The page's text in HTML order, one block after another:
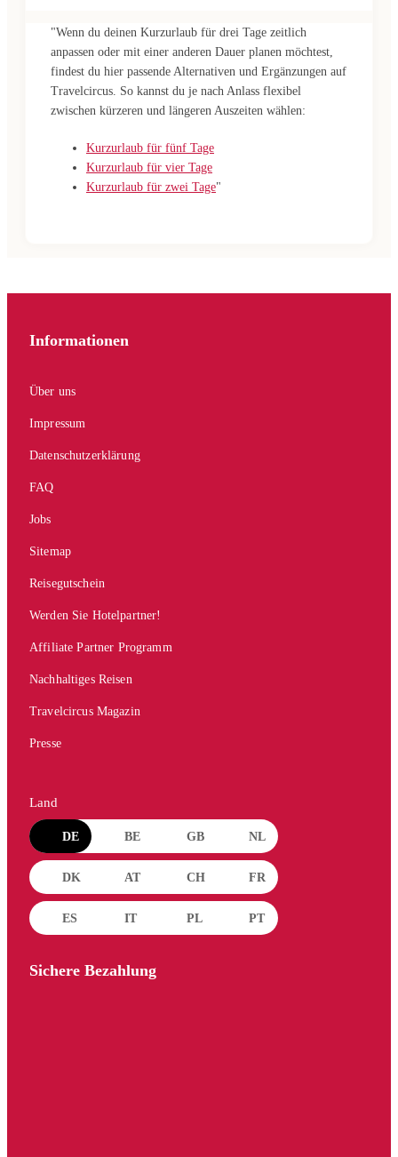
"Wenn du deinen Kurzurlaub für drei Tage zeitlich
anpassen oder mit einer anderen Dauer planen möchtest,
findest du hier passende Alternativen und Ergänzungen auf
Travelcircus. So kannst du je nach Anlass flexibel
zwischen kürzeren und längeren Auszeiten wählen:
Kurzurlaub für fünf Tage
Kurzurlaub für vier Tage
Kurzurlaub für zwei Tage"
Informationen
Über uns
Impressum
Datenschutzerklärung
FAQ
Jobs
Sitemap
Reisegutschein
Werden Sie Hotelpartner!
Affiliate Partner Programm
Nachhaltiges Reisen
Travelcircus Magazin
Presse
Land
DE BE GB NL
DK AT CH FR
ES IT PL PT
Sichere Bezahlung